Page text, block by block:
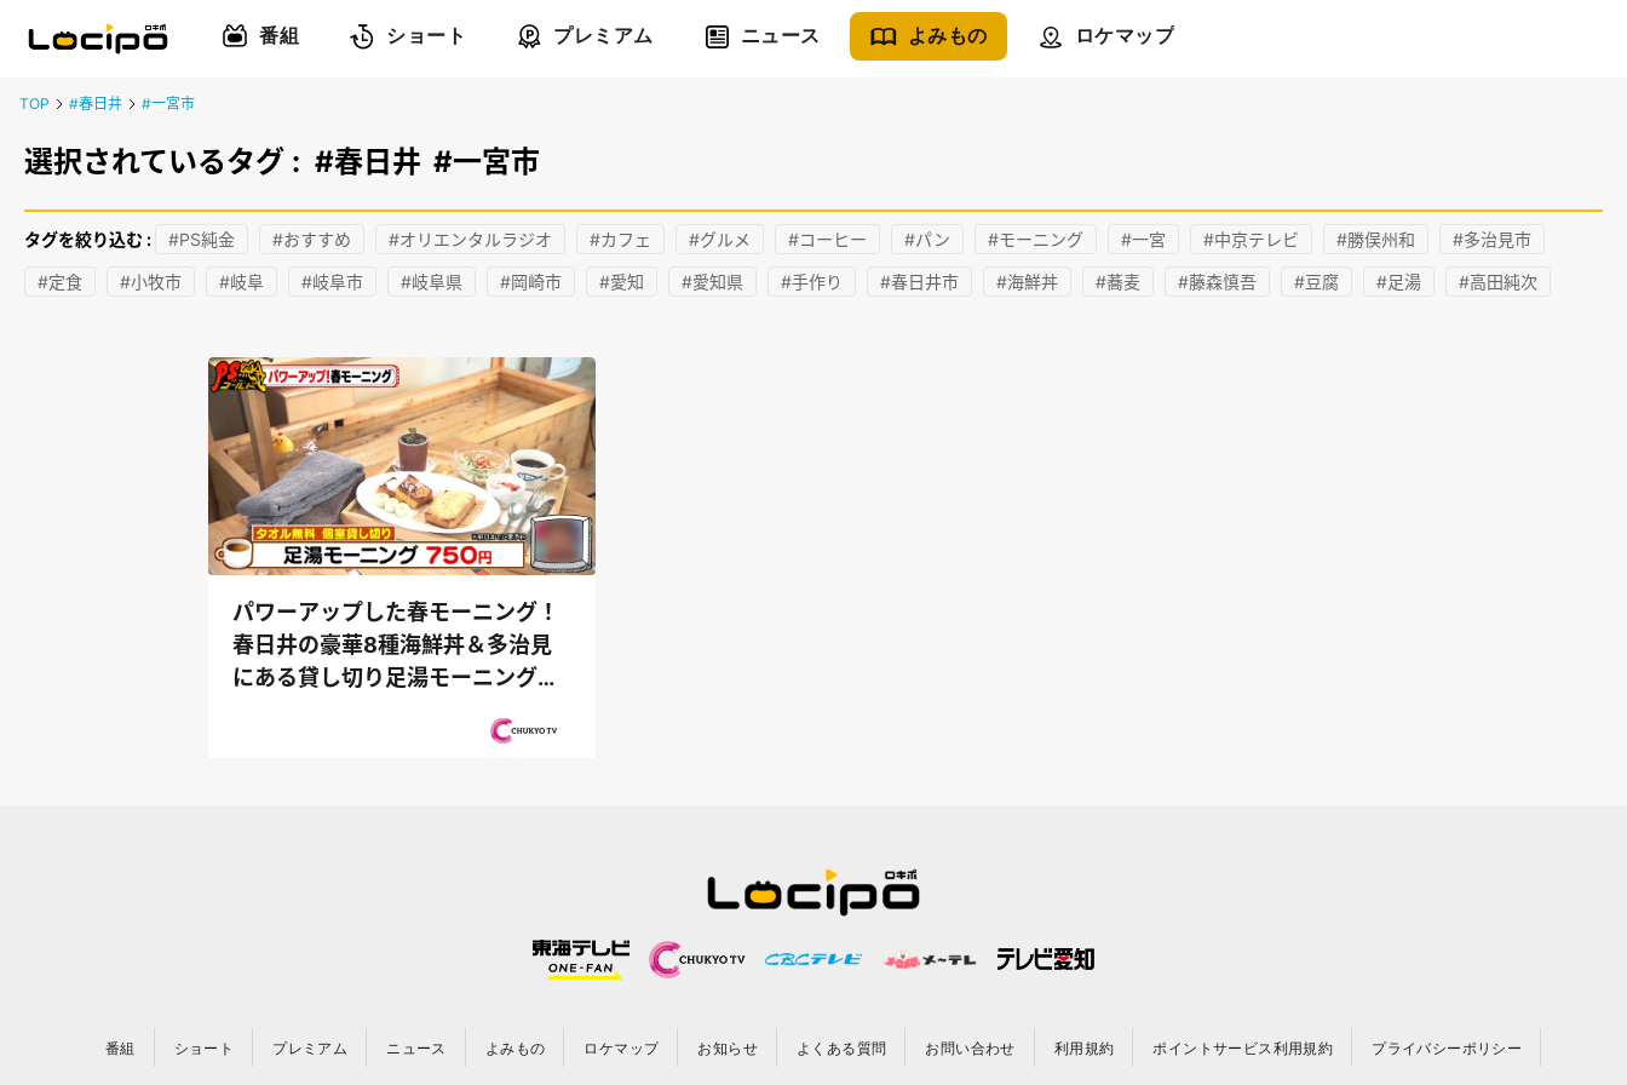
番組 ショート プレミアム ニュース よみもの ロケマップ
TOP #春日井 #一宮市
選択されているタグ : #春日井 #一宮市
タグを絞り込む : #PS純金 #おすすめ #オリエンタルラジオ #カフェ #グルメ #コーヒー #パン #モーニング #一宮 #中京テレビ #勝俣州和 #多治見市
#定食 #小牧市 #岐阜 #岐阜市 #岐阜県 #岡崎市 #愛知 #愛知県 #手作り #春日井市 #海鮮丼 #蕎麦 #藤森慎吾 #豆腐 #足湯 #高田純次
パワーアップした春モーニング！
春日井の豪華8種海鮮丼＆多治見
にある貸し切り足湯モーニング
番組 ショート プレミアム ニュース よみもの ロケマップ お知らせ よくある質問 お問い合わせ 利用規約 ポイントサービス利用規約 プライバシーポリシー